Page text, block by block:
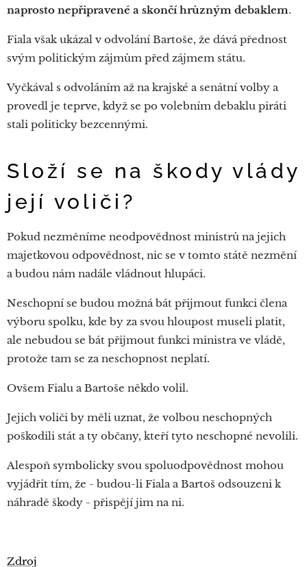
naprosto nepřipravené a skončí hrůzným debaklem.
Fiala však ukázal v odvolání Bartoše, že dává přednost
svým politickým zájmům před zájmem státu.
Vyčkával s odvoláním až na krajské a senátní volby a
provedl je teprve, když se po volebním debaklu piráti
stali politicky bezcennými.
Složí se na škody vlády
její voliči?
Pokud nezměníme neodpovědnost ministrů na jejich
majetkovou odpovědnost, nic se v tomto státě nezmění
a budou nám nadále vládnout hlupáci.
Neschopní se budou možná bát přijmout funkci člena
výboru spolku, kde by za svou hloupost museli platit,
ale nebudou se bát přijmout funkci ministra ve vládě,
protože tam se za neschopnost neplatí.
Ovšem Fialu a Bartoše někdo volil.
Jejich voliči by měli uznat, že volbou neschopných
poškodili stát a ty občany, kteří tyto neschopné nevolili.
Alespoň symbolicky svou spoluodpovědnost mohou
vyjádřit tím, že - budou-li Fiala a Bartoš odsouzeni k
náhradě škody - přispějí jim na ni.
Zdroj